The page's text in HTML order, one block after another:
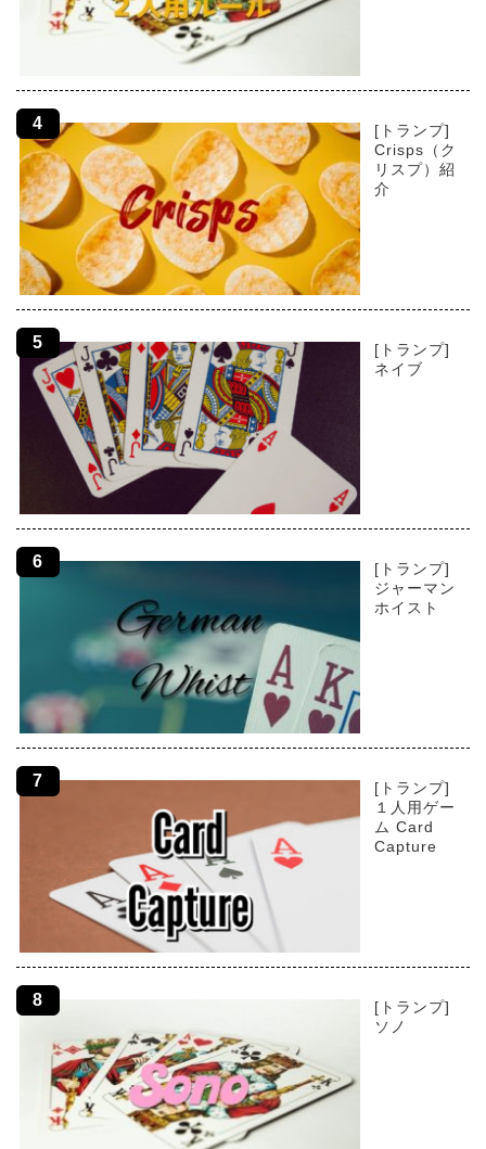
[トランプ]
Crisps（ク
リスプ）紹
介
[トランプ]
ネイブ
[トランプ]
ジャーマン
ホイスト
[トランプ]
１人用ゲー
ム Card
Capture
[トランプ]
ソノ